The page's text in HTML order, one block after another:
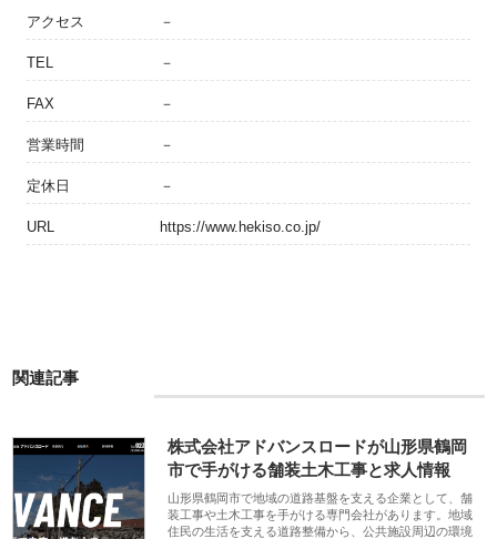
アクセス －
TEL －
FAX －
営業時間 －
定休日 －
URL https://www.hekiso.co.jp/
関連記事
株式会社アドバンスロードが山形県鶴岡
市で手がける舗装土木工事と求人情報
山形県鶴岡市で地域の道路基盤を支える企業として、舗
装工事や土木工事を手がける専門会社があります。地域
住民の生活を支える道路整備から、公共施設周辺の環境